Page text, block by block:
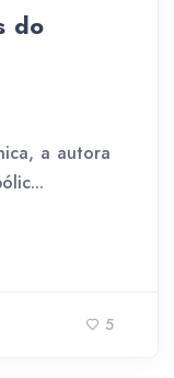
do
a autora
5